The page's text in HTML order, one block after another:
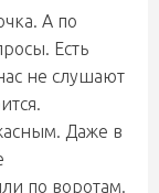
А по
Есть
не слушают
Даже в
по воротам.